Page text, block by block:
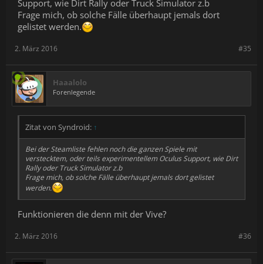
Support, wie Dirt Rally oder Truck Simulator z.b
Frage mich, ob solche Fälle überhaupt jemals dort
gelistet werden.
#35
2. März 2016
Haaalolo
Forenlegende
Zitat von Syndroid: ↑
Bei der Steamliste fehlen noch die ganzen Spiele mit
verstecktem, oder teils experimentellem Oculus Support, wie Dirt
Rally oder Truck Simulator z.b
Frage mich, ob solche Fälle überhaupt jemals dort gelistet
werden.
Funktionieren die denn mit der Vive?
#36
2. März 2016